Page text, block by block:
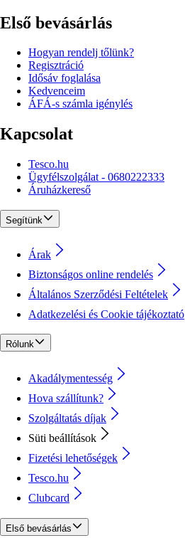
Első bevásárlás
Hogyan rendelj tőlünk?
Regisztráció
Idősáv foglalása
Kedvenceim
ÁFÁ-s számla igénylés
Kapcsolat
Tesco.hu
Ügyfélszolgálat - 0680222333
Áruházkereső
Segítünk
Árak
Biztonságos online rendelés
Általános Szerződési Feltételek
Adatkezelési és Cookie tájékoztató
Rólunk
Akadálymentesség
Hova szállítunk?
Szolgáltatás díjak
Süti beállítások
Fizetési lehetőségek
Tesco.hu
Clubcard
Első bevásárlás